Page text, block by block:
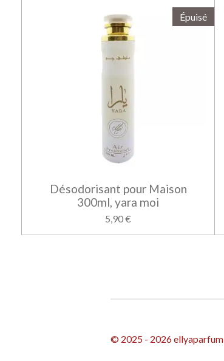
Épuisé
Désodorisant pour Maison
300ml, yara moi
5,90 €
© 2025 - 2026 ellyaparfum